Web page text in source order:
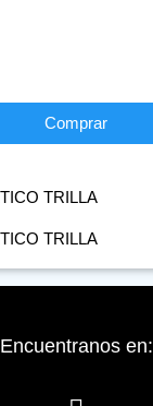
Comprar
Encuentranos en: